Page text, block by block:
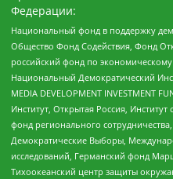
Федерации:
Национальный фонд в поддержку
Общество Фонд Содействия, Фонд
российский фонд по
Национальный Демократический
MEDIA DEVELOPMENT INVESTMENT
Институт, Открытая Россия,
фонд регионального
Демократические Выборы,
исследований, Германский фонд
Тихоокеанский центр защиты